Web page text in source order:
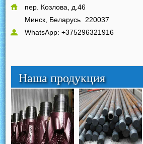
пер. Козлова, д.46
Минск, Беларусь
220037
WhatsApp: +375296321916
Наша продукция